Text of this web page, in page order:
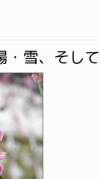
・雪、そし